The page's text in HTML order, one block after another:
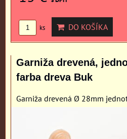
ks DO KOŠÍKA
Garniža drevená,
farba dreva Buk
Garniža drevená Ø 28mm